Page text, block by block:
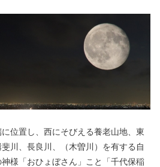
位置し、西にそびえる養老山地、東
川、長良川、（木曽川）を有する自
様「おひょぼさん」こと「千代保稲